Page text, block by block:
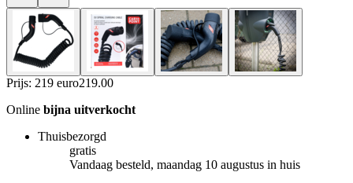
Prijs: 219 euro219.00
Online bijna uitverkocht
Thuisbezorgd
gratis
Vandaag besteld, maandag 10 augustus in huis